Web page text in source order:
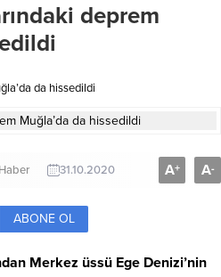
deprem
da hissedildi
31.10.2020 A+ A-
ABONE OL
Merkez üssü Ege Denizi’nin